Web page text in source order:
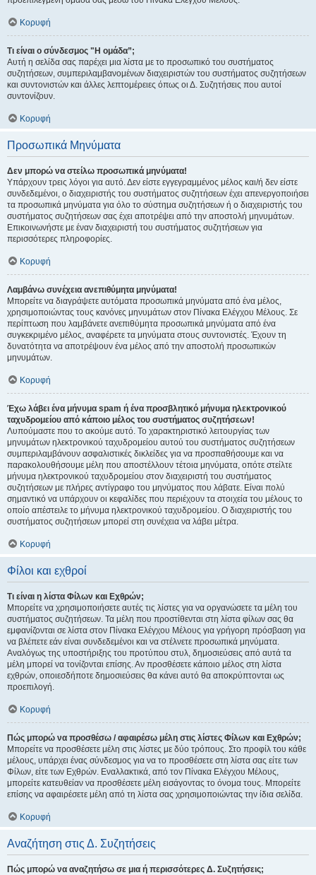
Κορυφή
Τι είναι ο σύνδεσμος "Η ομάδα”;
Αυτή η σελίδα σας παρέχει μια λίστα με το προσωπικό του συστήματος
συζητήσεων, συμπεριλαμβανομένων διαχειριστών του συστήματος συζητήσεων
και συντονιστών και άλλες λεπτομέρειες όπως οι Δ. Συζητήσεις που αυτοί
συντονίζουν.
Κορυφή
Προσωπικά Μηνύματα
Δεν μπορώ να στείλω προσωπικά μηνύματα!
Υπάρχουν τρεις λόγοι για αυτό. Δεν είστε εγγεγραμμένος μέλος και/ή δεν είστε
συνδεδεμένοι, ο διαχειριστής του συστήματος συζητήσεων έχει απενεργοποιήσει
τα προσωπικά μηνύματα για όλο το σύστημα συζητήσεων ή ο διαχειριστής του
συστήματος συζητήσεων σας έχει αποτρέψει από την αποστολή μηνυμάτων.
Επικοινωνήστε με έναν διαχειριστή του συστήματος συζητήσεων για
περισσότερες πληροφορίες.
Κορυφή
Λαμβάνω συνέχεια ανεπιθύμητα μηνύματα!
Μπορείτε να διαγράψετε αυτόματα προσωπικά μηνύματα από ένα μέλος,
χρησιμοποιώντας τους κανόνες μηνυμάτων στον Πίνακα Ελέγχου Μέλους. Σε
περίπτωση που λαμβάνετε ανεπιθύμητα προσωπικά μηνύματα από ένα
συγκεκριμένο μέλος, αναφέρετε τα μηνύματα στους συντονιστές. Έχουν τη
δυνατότητα να αποτρέψουν ένα μέλος από την αποστολή προσωπικών
μηνυμάτων.
Κορυφή
Έχω λάβει ένα μήνυμα spam ή ένα προσβλητικό μήνυμα ηλεκτρονικού
ταχυδρομείου από κάποιο μέλος του συστήματος συζητήσεων!
Λυπούμαστε που το ακούμε αυτό. Το χαρακτηριστικό λειτουργίας των
μηνυμάτων ηλεκτρονικού ταχυδρομείου αυτού του συστήματος συζητήσεων
συμπεριλαμβάνουν ασφαλιστικές δικλείδες για να προσπαθήσουμε και να
παρακολουθήσουμε μέλη που αποστέλλουν τέτοια μηνύματα, οπότε στείλτε
μήνυμα ηλεκτρονικού ταχυδρομείου στον διαχειριστή του συστήματος
συζητήσεων με πλήρες αντίγραφο του μηνύματος που λάβατε. Είναι πολύ
σημαντικό να υπάρχουν οι κεφαλίδες που περιέχουν τα στοιχεία του μέλους το
οποίο απέστειλε το μήνυμα ηλεκτρονικού ταχυδρομείου. Ο διαχειριστής του
συστήματος συζητήσεων μπορεί στη συνέχεια να λάβει μέτρα.
Κορυφή
Φίλοι και εχθροί
Τι είναι η λίστα Φίλων και Εχθρών;
Μπορείτε να χρησιμοποιήσετε αυτές τις λίστες για να οργανώσετε τα μέλη του
συστήματος συζητήσεων. Τα μέλη που προστίθενται στη λίστα φίλων σας θα
εμφανίζονται σε λίστα στον Πίνακα Ελέγχου Μέλους για γρήγορη πρόσβαση για
να βλέπετε εάν είναι συνδεδεμένοι και να στέλνετε προσωπικά μηνύματα.
Αναλόγως της υποστήριξης του προτύπου στυλ, δημοσιεύσεις από αυτά τα
μέλη μπορεί να τονίζονται επίσης. Αν προσθέσετε κάποιο μέλος στη λίστα
εχθρών, οποιεσδήποτε δημοσιεύσεις θα κάνει αυτό θα αποκρύπτονται ως
προεπιλογή.
Κορυφή
Πώς μπορώ να προσθέσω / αφαιρέσω μέλη στις λίστες Φίλων και Εχθρών;
Μπορείτε να προσθέσετε μέλη στις λίστες με δύο τρόπους. Στο προφίλ του κάθε
μέλους, υπάρχει ένας σύνδεσμος για να το προσθέσετε στη λίστα σας είτε των
Φίλων, είτε των Εχθρών. Εναλλακτικά, από τον Πίνακα Ελέγχου Μέλους,
μπορείτε κατευθείαν να προσθέσετε μέλη εισάγοντας το όνομα τους. Μπορείτε
επίσης να αφαιρέσετε μέλη από τη λίστα σας χρησιμοποιώντας την ίδια σελίδα.
Κορυφή
Αναζήτηση στις Δ. Συζητήσεις
Πώς μπορώ να αναζητήσω σε μια ή περισσότερες Δ. Συζητήσεις;